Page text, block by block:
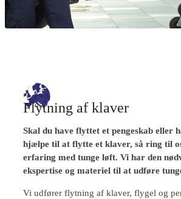
Flytning af klaver
Skal du have flyttet et pengeskab eller
hjælpe til at flytte et klaver, så ring til
erfaring med tunge løft. Vi har den
ekspertise og materiel til at udføre
Vi udfører flytning af klaver, flygel og